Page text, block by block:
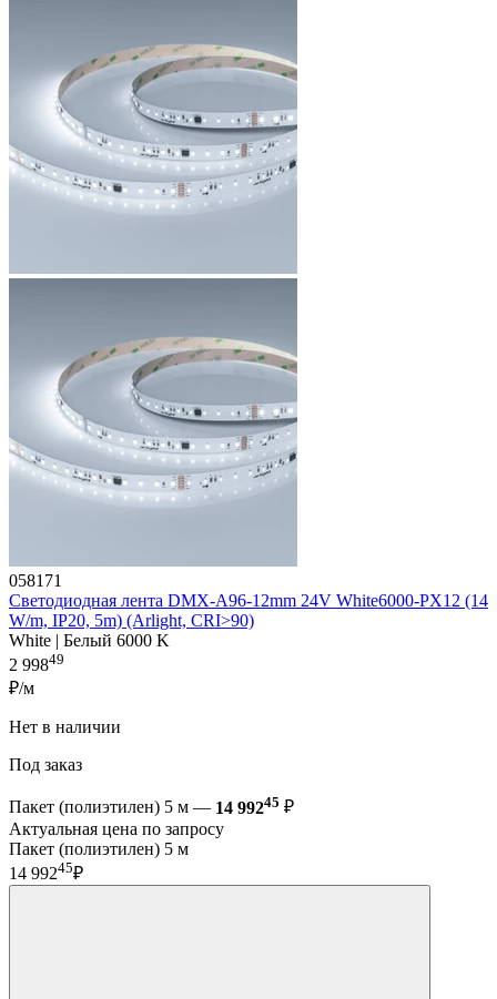
058171
Светодиодная лента DMX-A96-12mm 24V White6000-PX12 (14
W/m, IP20, 5m) (Arlight, CRI>90)
White | Белый 6000 K
2 99849
₽/м
Нет в наличии
Под заказ
Пакет (полиэтилен) 5 м — 14 99245 ₽
Актуальная цена по запросу
Пакет (полиэтилен) 5 м
14 99245₽